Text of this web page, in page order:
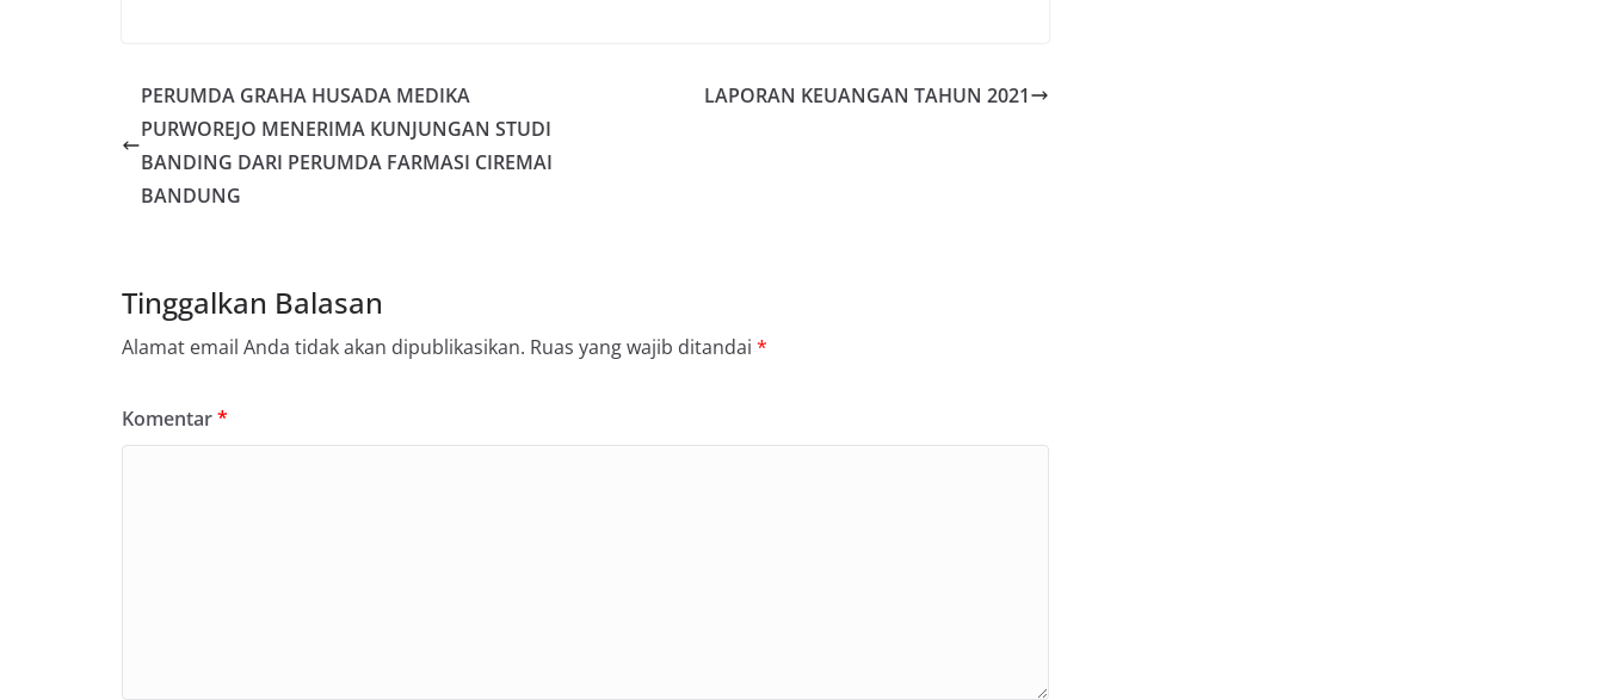
PERUMDA GRAHA HUSADA MEDIKA
PURWOREJO MENERIMA KUNJUNGAN STUDI
BANDING DARI PERUMDA FARMASI CIREMAI
BANDUNG
LAPORAN KEUANGAN TAHUN 2021
Tinggalkan Balasan
Alamat email Anda tidak akan dipublikasikan. Ruas yang wajib ditandai *
Komentar*